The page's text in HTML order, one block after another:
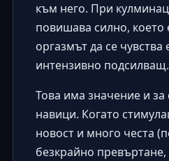
към него. При
повишава силно, което
оргазмът да се
интензивно подсилващ.
Това има значение и
навици. Когато
новост и много честа
безкрайно